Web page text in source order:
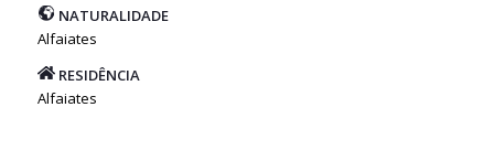
NATURALIDADE
Alfaiates
RESIDÊNCIA
Alfaiates